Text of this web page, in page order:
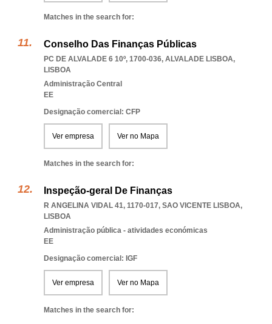
Matches in the search for:
Conselho Das Finanças Públicas
PC DE ALVALADE 6 10º, 1700-036, ALVALADE LISBOA,
LISBOA
Administração Central
EE
Designação comercial: CFP
Ver empresa Ver no Mapa
Matches in the search for:
Inspeção-geral De Finanças
R ANGELINA VIDAL 41, 1170-017, SAO VICENTE LISBOA,
LISBOA
Administração pública - atividades económicas
EE
Designação comercial: IGF
Ver empresa Ver no Mapa
Matches in the search for: